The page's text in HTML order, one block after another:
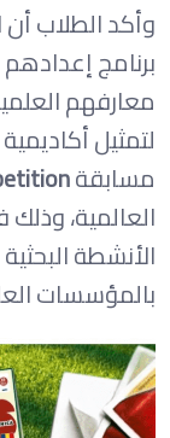
وأكد الطلاب
برنامج
معارفهم
لتمثيل
مسابقة
العالمية،
الأنشطة
بالمؤسسات